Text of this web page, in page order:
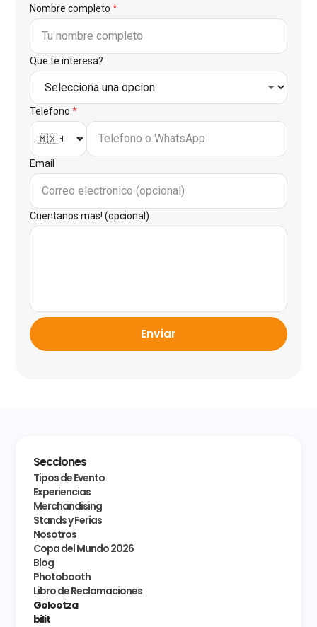
Nombre completo *
Que te interesa?
Telefono *
Email
Cuentanos mas! (opcional)
Enviar
Secciones
Tipos de Evento
Experiencias
Merchandising
Stands y Ferias
Nosotros
Copa del Mundo 2026
Blog
Photobooth
Libro de Reclamaciones
Golootza
bilit